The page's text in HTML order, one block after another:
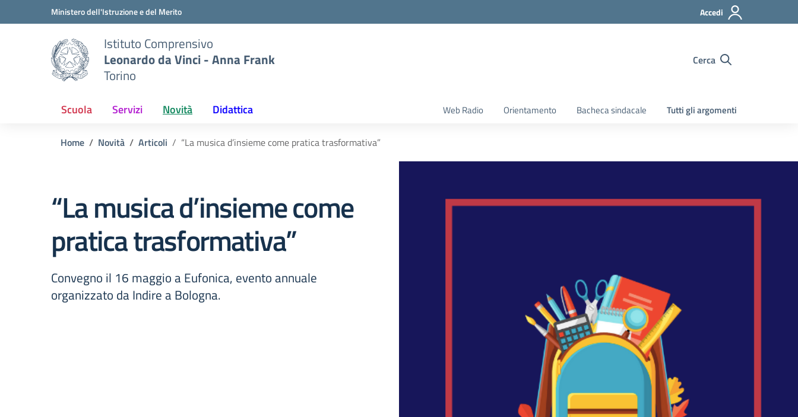
Vai ai contenuti
Vai al menu di navigazioneMinistero dell'Istruzione e del Merito Accedi
Istituto Comprensivo
Leonardo da Vinci - Anna Frank
Torino
Cerca
Scuola Servizi Novità Didattica Web Radio Orientamento Bacheca sindacale Tutti gli argomenti
Home Novità Articoli “La musica d’insieme come pratica trasformativa”
“La musica d’insieme come
pratica trasformativa”
Convegno il 16 maggio a Eufonica, evento annuale
organizzato da Indire a Bologna.